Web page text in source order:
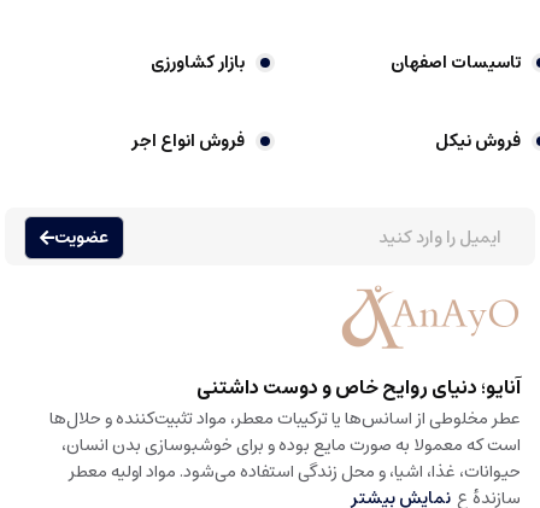
تاسیسات اصفهان بازار کشاورزی
فروش نیکل فروش انواع اجر
عضویت
آنایو؛ دنیای روایح خاص و دوست داشتنی
عطر مخلوطی از اسانس‌ها یا ترکیبات معطر، مواد تثبیت‌کننده و حلال‌ها
است که معمولا به صورت مایع بوده و برای خوشبوسازی بدن انسان،
حیوانات، غذا، اشیا، و محل زندگی استفاده می‌شود. مواد اولیه معطر
سازندهٔ ع نمایش بیشتر